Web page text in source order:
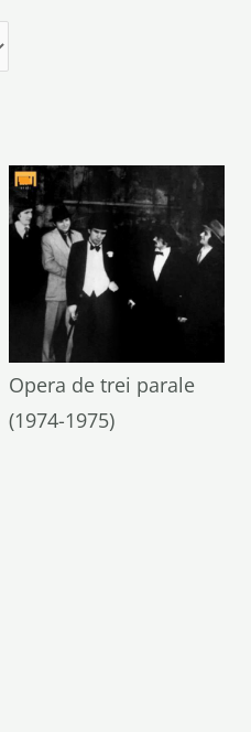
Opera de trei parale
(1974-1975)